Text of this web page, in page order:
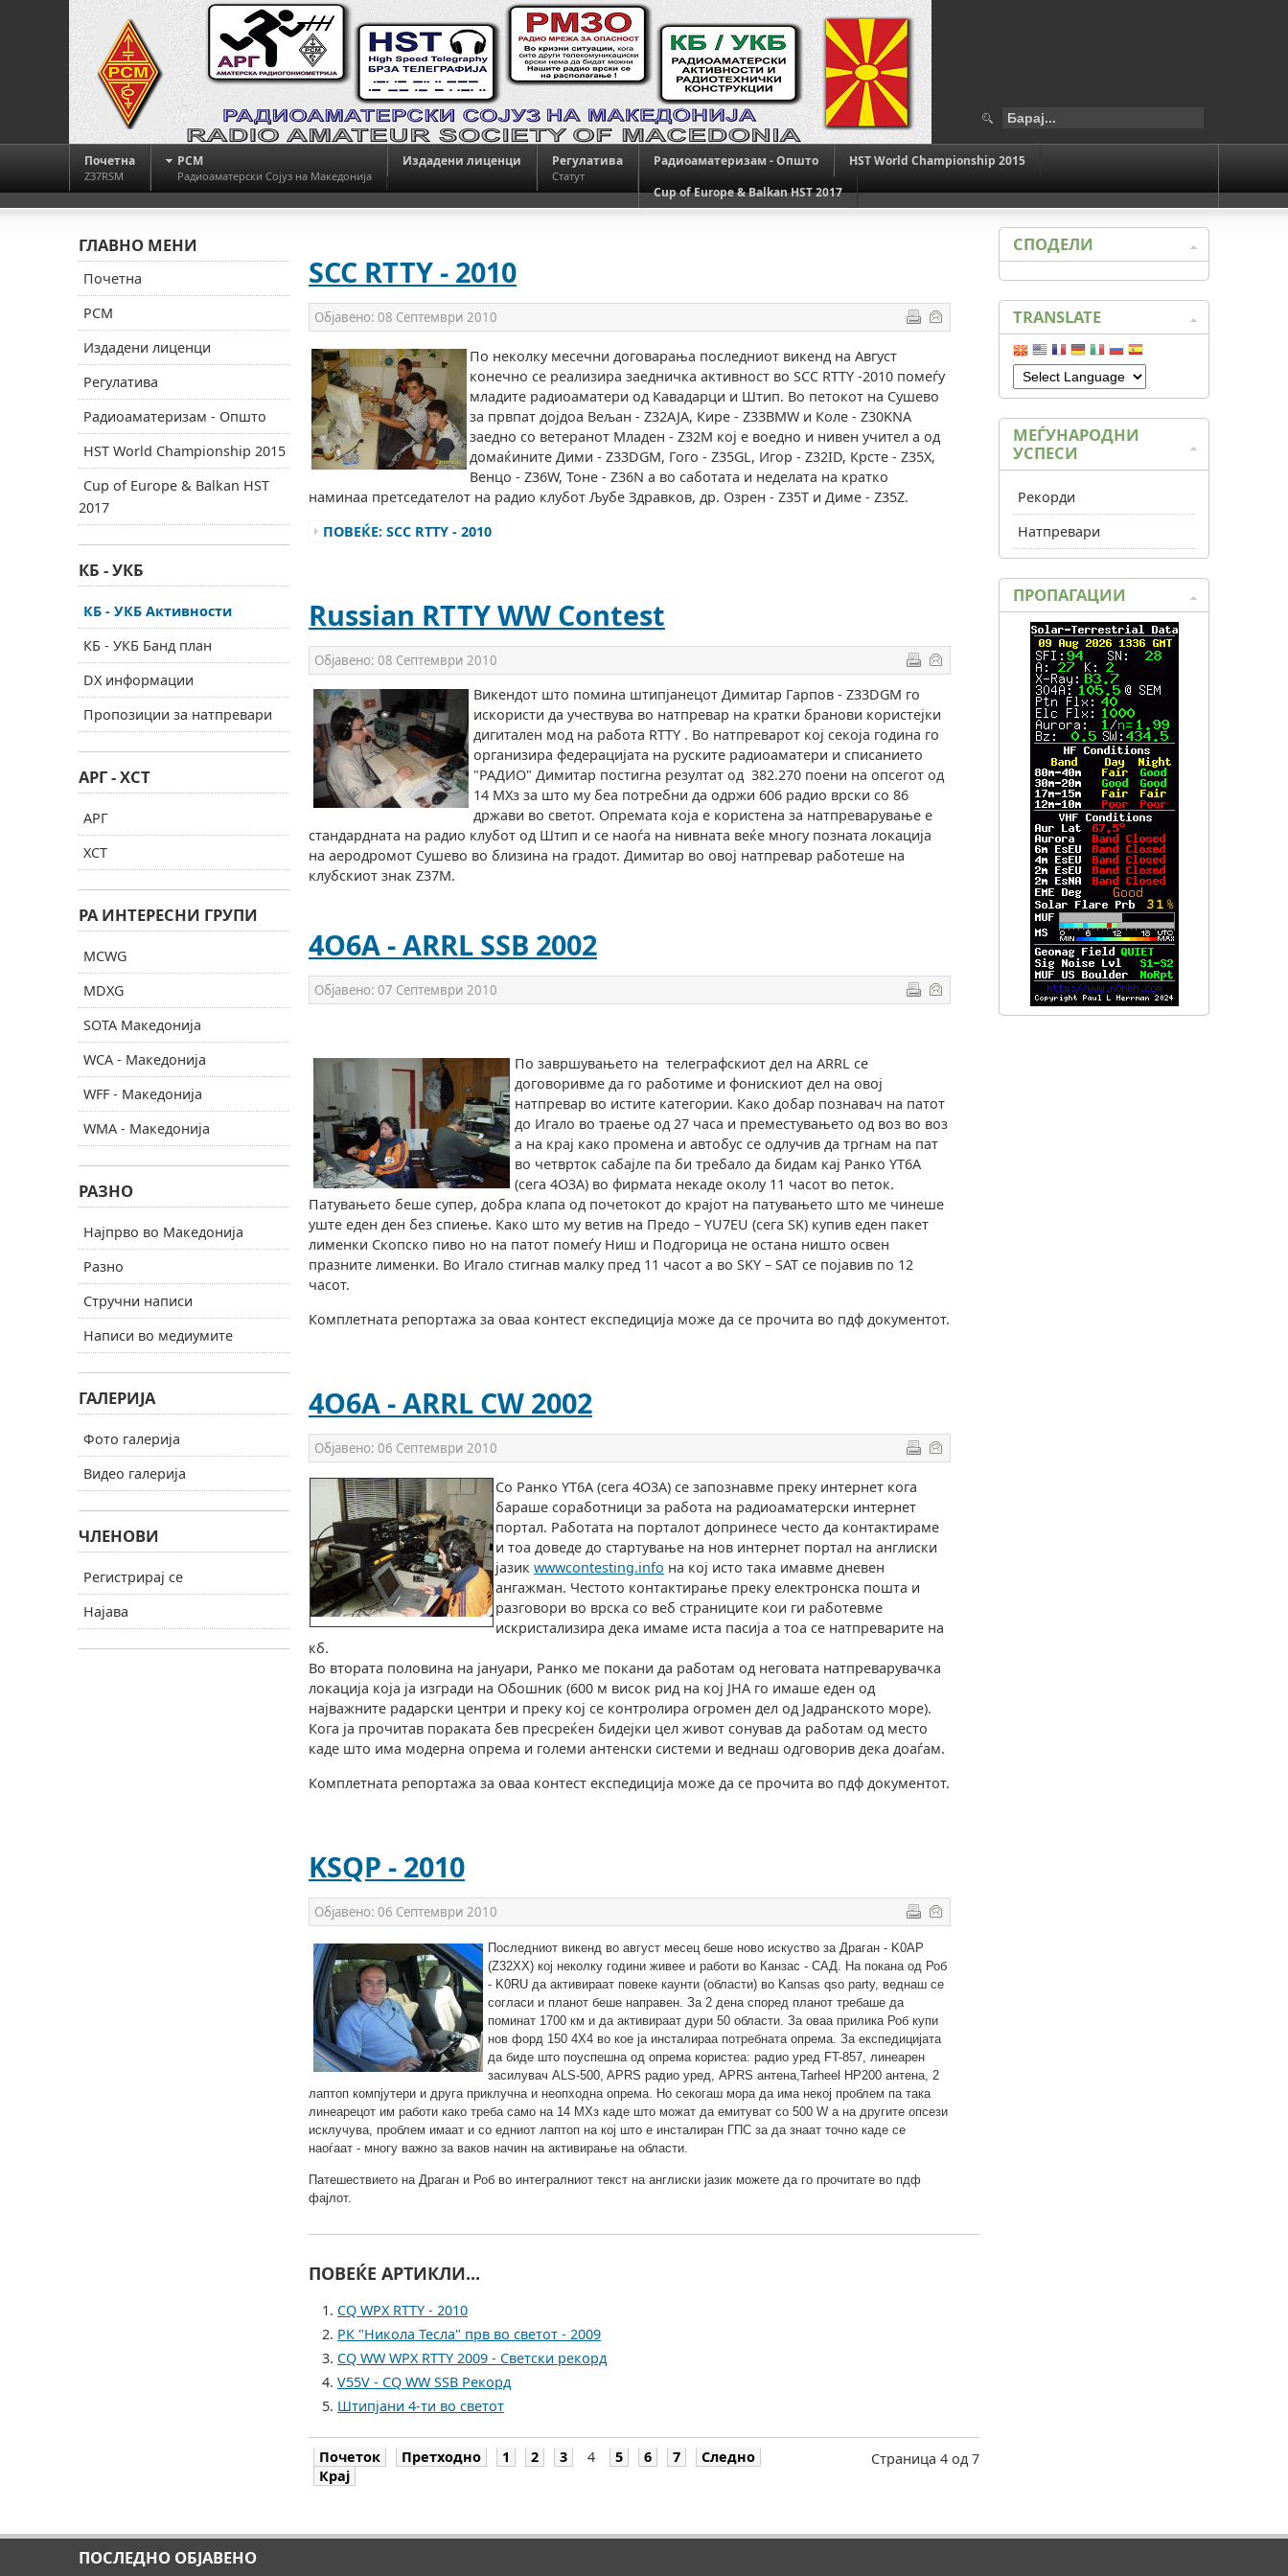
Почетна
Z37RSM
РСМ
Радиоаматерски Сојуз на Македонија
Издадени лиценци Регулатива
Статут
Радиоаматеризам - Општо
HST World Championship 2015
Cup of Europe & Balkan HST 2017
SCC RTTY - 2010
Објавено: 08 Септември 2010
По неколку месечни договарања последниот викенд на Август
конечно се реализира заедничка активност во SCC RTTY -2010 помеѓу
младите радиоаматери од Кавадарци и Штип. Во петокот на Сушево
за првпат дојдоа Вељан - Z32AJA, Кире - Z33BMW и Коле - Z30KNA
заедно со ветеранот Младен - Z32M кој е воедно и нивен учител а од
домаќините Дими - Z33DGM, Гого - Z35GL, Игор - Z32ID, Крсте - Z35X,
Венцо - Z36W, Тоне - Z36N а во саботата и неделата на кратко
наминаа претседателот на радио клубот Љубе Здравков, др. Озрен - Z35T и Диме - Z35Z.
ПОВЕЌЕ: SCC RTTY - 2010
Russian RTTY WW Contest
Објавено: 08 Септември 2010
Викендот што помина штипјанецот Димитар Гарпов - Z33DGM го
искористи да учествува во натпревар на кратки бранови користејки
дигитален мод на работа RTTY . Во натпреварот кој секоја година го
организира федерацијата на руските радиоаматери и списанието
"РАДИО" Димитар постигна резултат од 382.270 поени на опсегот од
14 МХз за што му беа потребни да одржи 606 радио врски со 86
држави во светот. Опремата која е користена за натпреварување е
стандардната на радио клубот од Штип и се наоѓа на нивната веќе многу позната локација
на аеродромот Сушево во близина на градот. Димитар во овој натпревар работеше на
клубскиот знак Z37M.
4O6A - ARRL SSB 2002
Објавено: 07 Септември 2010
По завршувањето на телеграфскиот дел на ARRL се
договоривме да го работиме и фонискиот дел на овој
натпревар во истите категории. Како добар познавач на патот
до Игало во траење од 27 часа и преместувањето од воз во воз
а на крај како промена и автобус се одлучив да тргнам на пат
во четврток сабајле па би требало да бидам кај Ранко YT6A
(сега 4O3A) во фирмата некаде околу 11 часот во петок.
Патувањето беше супер, добра клапа од почетокот до крајот на патувањето што ме чинеше
уште еден ден без спиење. Како што му ветив на Предо – YU7EU (сега SK) купив еден пакет
лименки Скопско пиво но на патот помеѓу Ниш и Подгорица не остана ништо освен
празните лименки. Во Игало стигнав малку пред 11 часот а во SKY – SAT се појавив по 12
часот.
Комплетната репортажа за оваа контест експедиција може да се прочита во пдф документот.
4O6A - ARRL CW 2002
Објавено: 06 Септември 2010
Со Ранко YT6A (сега 4O3A) се запознавме преку интернет кога
бараше соработници за работа на радиоаматерски интернет
портал. Работата на порталот допринесе често да контактираме
и тоа доведе до стартување на нов интернет портал на англиски
јазик wwwcontesting.info на кој исто така имавме дневен
ангажман. Честото контактирање преку електронска пошта и
разговори во врска со веб страниците кои ги работевме
искристализира дека имаме иста пасија а тоа се натпреварите на
кб.
Во втората половина на јануари, Ранко ме покани да работам од неговата натпреварувачка
локација која ја изгради на Обошник (600 м висок рид на кој ЈНА го имаше еден од
најважните радарски центри и преку кој се контролира огромен дел од Јадранското море).
Кога ја прочитав пораката бев пресреќен бидејки цел живот сонував да работам од место
каде што има модерна опрема и големи антенски системи и веднаш одговорив дека доаѓам.
Комплетната репортажа за оваа контест експедиција може да се прочита во пдф документот.
KSQP - 2010
Објавено: 06 Септември 2010
Последниот викенд во август месец беше ново искуство за Драган - K0AP
(Z32XX) кој неколку години живее и работи во Канзас - САД. На покана од Роб
- K0RU да активираат повеке каунти (области) во Kansas qso party, веднаш се
согласи и планот беше направен. За 2 дена според планот требаше да
поминат 1700 км и да активираат дури 50 области. За оваа прилика Роб купи
нов форд 150 4Х4 во кое ја инсталираа потребната опрема. За експедицијата
да биде што поуспешна од опрема користеа: радио уред FT-857, линеарен
засилувач ALS-500, APRS радио уред, APRS антена,Tarheel HP200 антена, 2
лаптоп компјутери и друга приклучна и неопходна опрема. Но секогаш мора да има некој проблем па така
линеарецот им работи како треба само на 14 МХз каде што можат да емитуват со 500 W а на другите опсези
исклучува, проблем имаат и со едниот лаптоп на кој што е инсталиран ГПС за да знаат точно каде се
наоѓаат - многу важно за ваков начин на активирање на области.
Патешествието на Драган и Роб во интегралниот текст на англиски јазик можете да го прочитате во пдф
фајлот.
ПОВЕЌЕ АРТИКЛИ...
CQ WPX RTTY - 2010
РК "Никола Тесла" прв во светот - 2009
CQ WW WPX RTTY 2009 - Светски рекорд
V55V - CQ WW SSB Рекорд
Штипјани 4-ти во светот
Страница 4 од 7
Почеток Претходно 1 2 3 4 5 6 7
Следно
Крај
ГЛАВНО МЕНИ
Почетна
РСМ
Издадени лиценци
Регулатива
Радиоаматеризам - Општо
HST World Championship 2015
Cup of Europe & Balkan HST
2017
КБ - УКБ
КБ - УКБ Активности
КБ - УКБ Банд план
DX информации
Пропозиции за натпревари
АРГ - ХСТ
АРГ
ХСТ
РА ИНТЕРЕСНИ ГРУПИ
MCWG
MDXG
SOTA Македонија
WCA - Македонија
WFF - Македонија
WMA - Македонија
РАЗНО
Најпрво во Македонија
Разно
Стручни написи
Написи во медиумите
ГАЛЕРИЈА
Фото галерија
Видео галерија
ЧЛЕНОВИ
Регистрирај се
Најава
СПОДЕЛИ
TRANSLATE
МЕЃУНАРОДНИ
УСПЕСИ
Рекорди
Натпревари
ПРОПАГАЦИИ
ПОСЛЕДНО ОБЈАВЕНО